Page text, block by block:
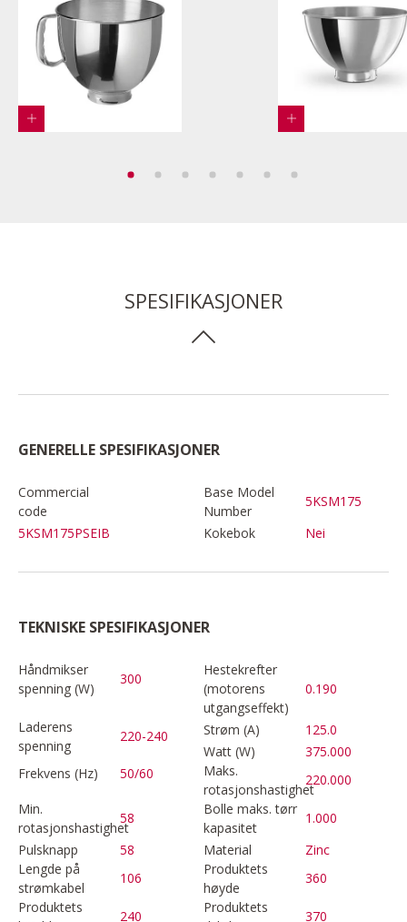
SPESIFIKASJONER
GENERELLE SPESIFIKASJONER
Commercial
code
5KSM175PSEIB
Base Model
Number
5KSM175
Kokebok
Nei
TEKNISKE SPESIFIKASJONER
Håndmikser
spenning (W)
300
Hestekrefter
(motorens
utgangseffekt)
0.190
Laderens
spenning
220-240 Strøm (A)
125.0
Watt (W)
375.000
Frekvens (Hz)
50/60
Maks.
rotasjonshastighet
220.000
Min.
rotasjonshastighet
58
Bolle maks. tørr
kapasitet
1.000
Pulsknapp
58 Material
Zinc
Lengde på
strømkabel
106
Produktets
høyde
360
Produktets
240
Produktets
370